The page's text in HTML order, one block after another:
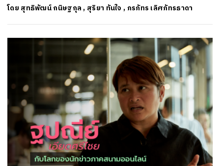
โดย สุทธิพัฒน์ กนิษฐกุล , สุริยา ทันใจ , ภรภัทร เลิศภัทรธาดา